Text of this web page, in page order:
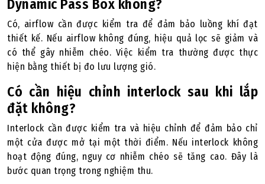
Dynamic Pass Box không?
Có, airflow cần được kiểm tra để đảm bảo luồng khí đạt
thiết kế. Nếu airflow không đúng, hiệu quả lọc sẽ giảm và
có thể gây nhiễm chéo. Việc kiểm tra thường được thực
hiện bằng thiết bị đo lưu lượng gió.
Có cần hiệu chỉnh interlock sau khi lắp
đặt không?
Interlock cần được kiểm tra và hiệu chỉnh để đảm bảo chỉ
một cửa được mở tại một thời điểm. Nếu interlock không
hoạt động đúng, nguy cơ nhiễm chéo sẽ tăng cao. Đây là
bước quan trọng trong nghiệm thu.